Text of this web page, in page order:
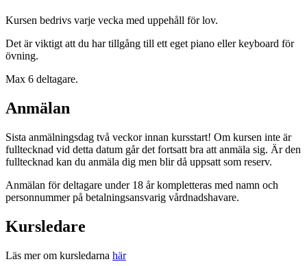
Kursen bedrivs varje vecka med uppehåll för lov.
Det är viktigt att du har tillgång till ett eget piano eller keyboard för
övning.
Max 6 deltagare.
Anmälan
Sista anmälningsdag två veckor innan kursstart! Om kursen inte är
fulltecknad vid detta datum går det fortsatt bra att anmäla sig. Är den
fulltecknad kan du anmäla dig men blir då uppsatt som reserv.
Anmälan för deltagare under 18 år kompletteras med namn och
personnummer på betalningsansvarig vårdnadshavare.
Kursledare
Läs mer om kursledarna här